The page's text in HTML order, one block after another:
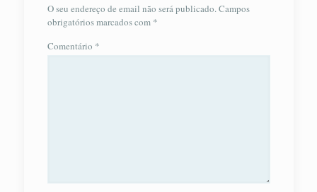
O seu endereço de email não será publicado.Campos
obrigatórios marcados com *
Comentário *